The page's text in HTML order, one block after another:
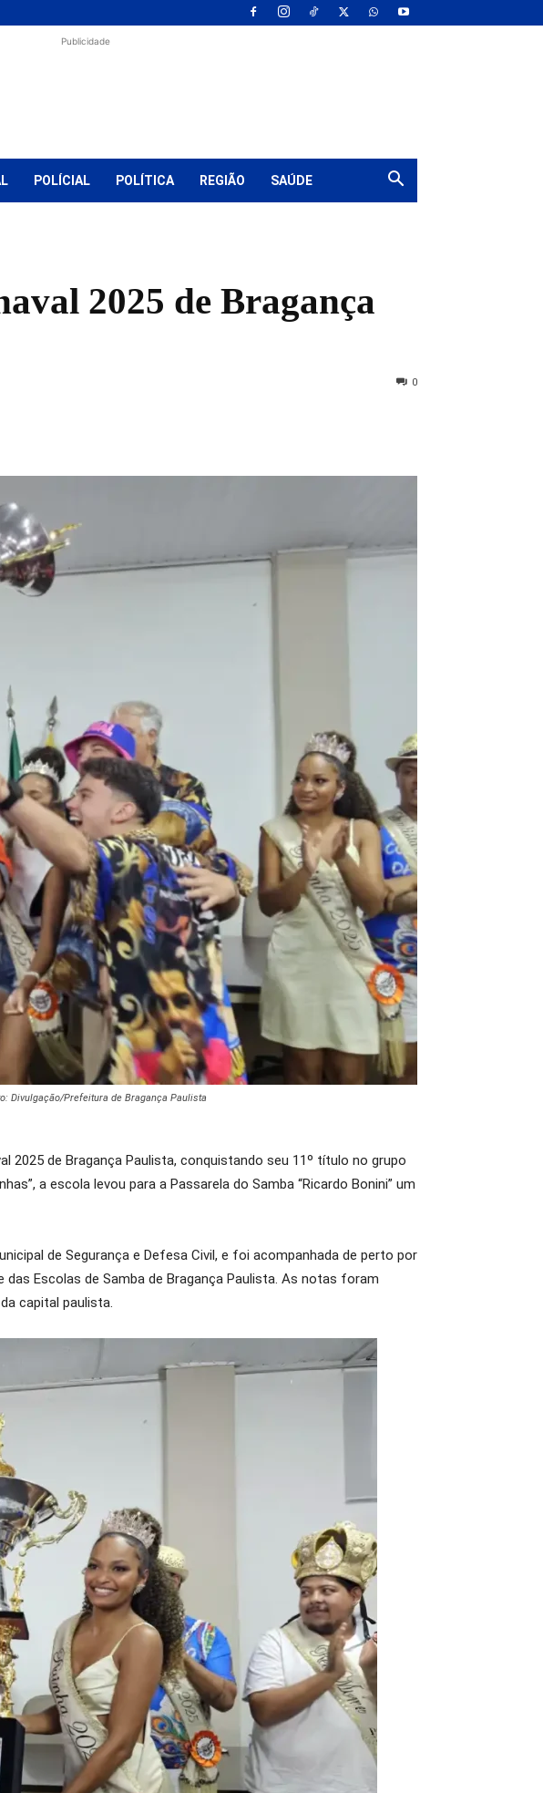
Publicidade
POLÍCIAL POLÍTICA REGIÃO SAÚDE
2025 de Bragança
0
Divulgação/Prefeitura de Bragança Paulista
2025 de Bragança Paulista, conquistando seu 11º título no grupo
a escola levou para a Passarela do Samba “Ricardo Bonini” um
de Segurança e Defesa Civil, e foi acompanhada de perto por
Escolas de Samba de Bragança Paulista. As notas foram
capital paulista.